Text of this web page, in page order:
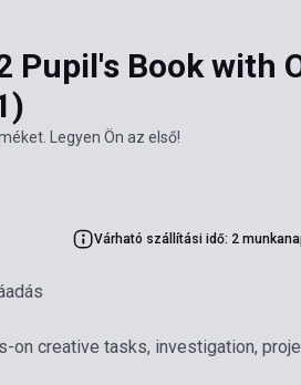
Pupil's Book with
Legyen Ön az első!
Várható szállítási idő: 2
on creative tasks, investigation,